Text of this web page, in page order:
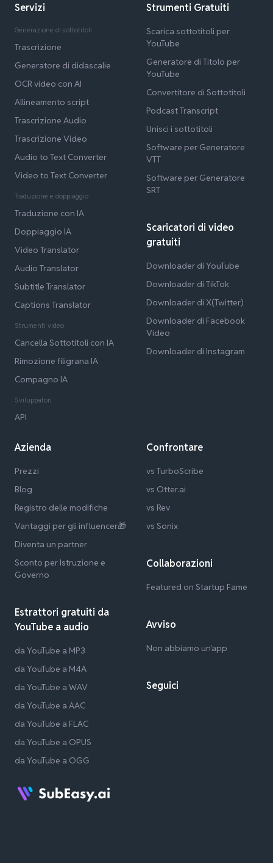
Servizi
Generazione di sottotitoli
Trascrizione
Generatore di didascalie
OCR video con AI
Allineamento script
Trascrizione Audio
Trascrizione Video
Audio to Text Converter
Video to Text Converter
Traduzione e doppiaggio
Traduzione con IA
Doppiaggio IA
Video Translator
Audio Translator
Subtitle Translator
Captions Translator
Strumenti video
Cancella Sottotitoli con IA
Rimozione filigrana IA
Compagno IA
Sviluppatori
API
Strumenti Gratuiti
Scarica sottotitoli per
YouTube
Generatore di Titolo per
YouTube
Convertitore di Sottotitoli
Podcast Transcript
Unisci i sottotitoli
Software per Generatore
VTT
Software per Generatore
SRT
Scaricatori di video
gratuiti
Downloader di YouTube
Downloader di TikTok
Downloader di X(Twitter)
Downloader di Facebook
Video
Downloader di Instagram
Azienda
Prezzi
Blog
Registro delle modifiche
Vantaggi per gli influencer🎁
Diventa un partner
Sconto per Istruzione e
Governo
Estrattori gratuiti da
YouTube a audio
da YouTube a MP3
da YouTube a M4A
da YouTube a WAV
da YouTube a AAC
da YouTube a FLAC
da YouTube a OPUS
da YouTube a OGG
Confrontare
vs TurboScribe
vs Otter.ai
vs Rev
vs Sonix
Collaborazioni
Featured on Startup Fame
Avviso
Non abbiamo un'app
Seguici